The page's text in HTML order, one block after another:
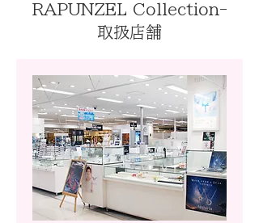
RAPUNZEL Collection-
取扱店舗